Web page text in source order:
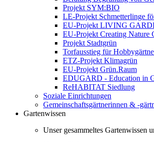
Projekt SYM:BIO
LE-Projekt Schmetterlinge
EU-Projekt LIVING
EU-Projekt Creating Nature
Projekt Stadtgrün
Torfausstieg für
ETZ-Projekt Klimagrün
EU-Projekt Grün.Raum
EDUGARD - Education in
ReHABITAT Siedlung
Soziale Einrichtungen
Gemeinschaftsgärtnerinnen & -
Gartenwissen
Unser gesammeltes Gartenwissen